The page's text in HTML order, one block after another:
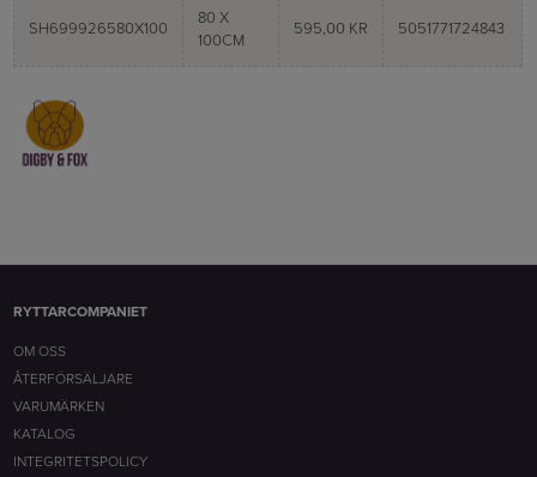
SH699926580X100
80 X
100CM
595,00 KR 5051771724843
RYTTARCOMPANIET
OM OSS
ÅTERFÖRSÄLJARE
VARUMÄRKEN
KATALOG
INTEGRITETSPOLICY